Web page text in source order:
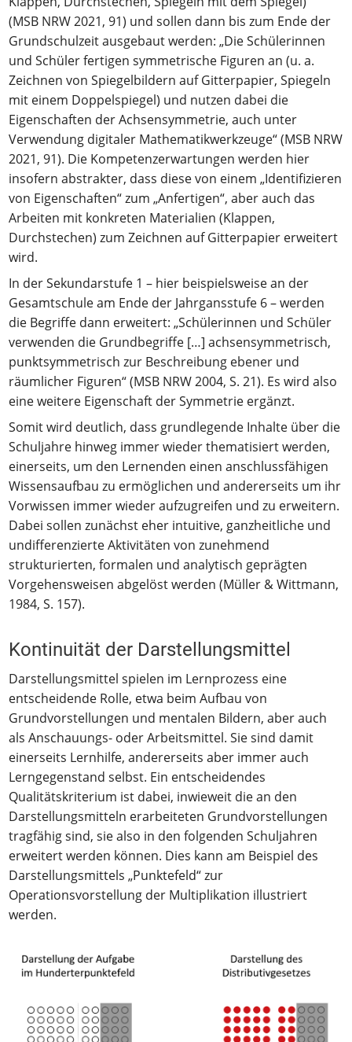
(MSB NRW 2021, 91) und sollen dann bis zum Ende der
Grundschulzeit ausgebaut werden: „Die Schülerinnen
und Schüler fertigen symmetrische Figuren an (u. a.
Zeichnen von Spiegelbildern auf Gitterpapier, Spiegeln
mit einem Doppelspiegel) und nutzen dabei die
Eigenschaften der Achsensymmetrie, auch unter
Verwendung digitaler Mathematikwerkzeuge“ (MSB NRW
2021, 91). Die Kompetenzerwartungen werden hier
insofern abstrakter, dass diese von einem „Identifizieren
von Eigenschaften“ zum „Anfertigen“, aber auch das
Arbeiten mit konkreten Materialien (Klappen,
Durchstechen) zum Zeichnen auf Gitterpapier erweitert
wird.
In der Sekundarstufe 1 – hier beispielsweise an der
Gesamtschule am Ende der Jahrgansstufe 6 – werden
die Begriffe dann erweitert: „Schülerinnen und Schüler
verwenden die Grundbegriffe […] achsensymmetrisch,
punktsymmetrisch zur Beschreibung ebener und
räumlicher Figuren“ (MSB NRW 2004, S. 21). Es wird also
eine weitere Eigenschaft der Symmetrie ergänzt.
Somit wird deutlich, dass grundlegende Inhalte über die
Schuljahre hinweg immer wieder thematisiert werden,
einerseits, um den Lernenden einen anschlussfähigen
Wissensaufbau zu ermöglichen und andererseits um ihr
Vorwissen immer wieder aufzugreifen und zu erweitern.
Dabei sollen zunächst eher intuitive, ganzheitliche und
undifferenzierte Aktivitäten von zunehmend
strukturierten, formalen und analytisch geprägten
Vorgehensweisen abgelöst werden (Müller & Wittmann,
1984, S. 157).
Kontinuität der Darstellungsmittel
Darstellungsmittel spielen im Lernprozess eine
entscheidende Rolle, etwa beim Aufbau von
Grundvorstellungen und mentalen Bildern, aber auch
als Anschauungs- oder Arbeitsmittel. Sie sind damit
einerseits Lernhilfe, andererseits aber immer auch
Lerngegenstand selbst. Ein entscheidendes
Qualitätskriterium ist dabei, inwieweit die an den
Darstellungsmitteln erarbeiteten Grundvorstellungen
tragfähig sind, sie also in den folgenden Schuljahren
erweitert werden können. Dies kann am Beispiel des
Darstellungsmittels „Punktefeld“ zur
Operationsvorstellung der Multiplikation illustriert
werden.